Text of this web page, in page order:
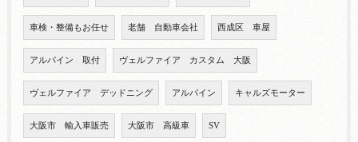
車検・整備もお任せ 老舗 自動車会社 西成区 車屋
アルパイン 取付 ヴェルファイア カスタム 大阪
ヴェルファイア デッドニング アルパイン キャルズモーター
大阪市 輸入車販売 大阪市 高級車 SV